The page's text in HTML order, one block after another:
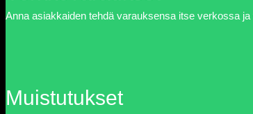
Anna asiakkaiden tehdä varauksensa itse verkossa
Muistutukset